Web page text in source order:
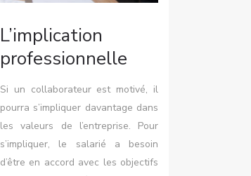
L’implication
professionnelle
Si un collaborateur est motivé, il
pourra s’impliquer davantage dans
les valeurs de l’entreprise. Pour
s’impliquer, le salarié a besoin
d’être en accord avec les objectifs